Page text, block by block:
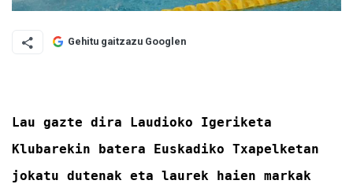
Gehitu gaitzazu Googlen
Lau gazte dira Laudioko Igeriketa
Klubarekin batera Euskadiko Txapelketan
jokatu dutenak eta laurek haien markak